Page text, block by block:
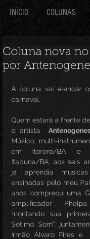
INÍCIO COLUNAS
Coluna nova
por
A coluna vai elencar
carnaval.
​​Quem estará a frente
o artista
Músico, multi-
em Itororó/BA e
Itabuna/BA; aos seis
já aprendia
ensinadas pelo meu
anos compreou uma
amplificador
montando sua
Sétimo Som",
Irmão Álvaro Pires e